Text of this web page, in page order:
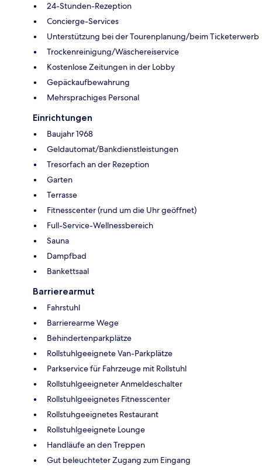
24-Stunden-Rezeption
Concierge-Services
Unterstützung bei der Tourenplanung/beim Ticketerwerb
Trockenreinigung/Wäschereiservice
Kostenlose Zeitungen in der Lobby
Gepäckaufbewahrung
Mehrsprachiges Personal
Einrichtungen
Baujahr 1968
Geldautomat/Bankdienstleistungen
Tresorfach an der Rezeption
Garten
Terrasse
Fitnesscenter (rund um die Uhr geöffnet)
Full-Service-Wellnessbereich
Sauna
Dampfbad
Bankettsaal
Barrierearmut
Fahrstuhl
Barrierearme Wege
Behindertenparkplätze
Rollstuhlgeeignete Van-Parkplätze
Parkservice für Fahrzeuge mit Rollstuhl
Rollstuhlgeeigneter Anmeldeschalter
Rollstuhlgeeignetes Fitnesscenter
Rollstuhgeeignetes Restaurant
Rollstuhlgeeignete Lounge
Handläufe an den Treppen
Gut beleuchteter Zugang zum Eingang